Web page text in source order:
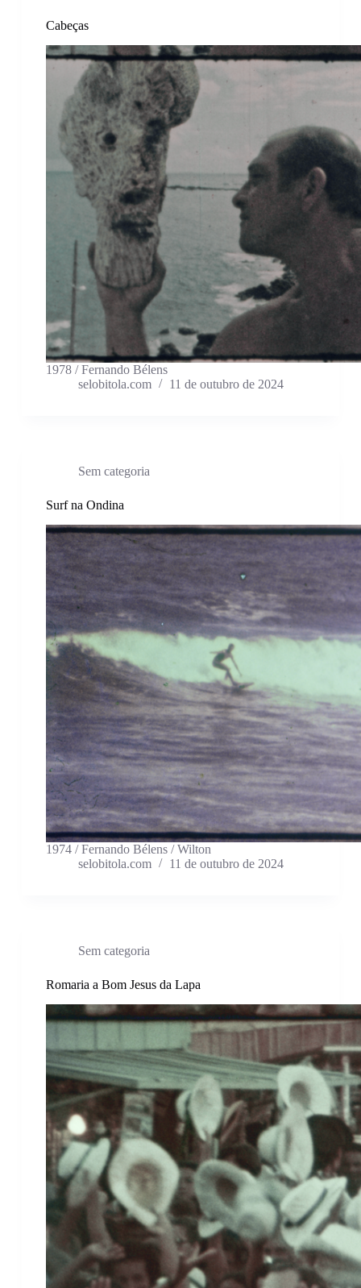
Cabeças
1978 / Fernando Bélens
selobitola.com
11 de outubro de 2024
Sem categoria
Surf na Ondina
1974 / Fernando Bélens / Wilton
selobitola.com
11 de outubro de 2024
Sem categoria
Romaria a Bom Jesus da Lapa